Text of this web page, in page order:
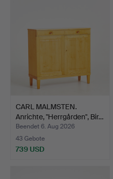
CARL MALMSTEN.
Anrichte, "Herrgården", Bir…
Beendet 6. Aug 2026
43 Gebote
739 USD